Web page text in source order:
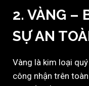
2. VÀNG –
SỰ AN
Vàng là kim loại
công nhận trên